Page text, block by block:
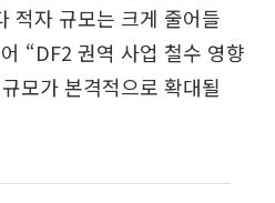
적자 규모는 크게 줄어들
“DF2 권역 사업 철수 영향
모가 본격적으로 확대될